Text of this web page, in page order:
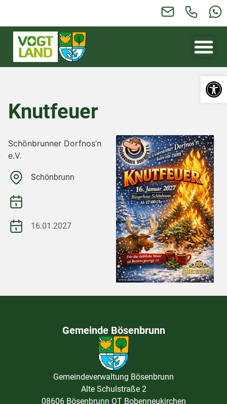
Knutfeuer
Schönbrunner Dorfnos’n
e.V.
Schönbrunn
16.01.2027
Gemeinde Bösenbrunn
Gemeindeverwaltung Bösenbrunn
Alte Schulstraße 2
08606 Bösenbrunn OT Bobenneukirchen